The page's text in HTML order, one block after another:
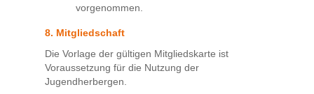
vorgenommen.
8. Mitgliedschaft
Die Vorlage der gültigen Mitgliedskarte ist
Voraussetzung für die Nutzung der
Jugendherbergen.